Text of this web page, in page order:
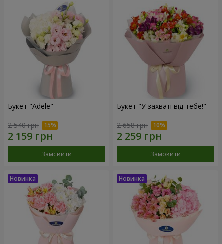
Букет "Adele"
2 540 грн
Замовити
Букет "У захваті від тебе!"
2 658 грн
Замовити